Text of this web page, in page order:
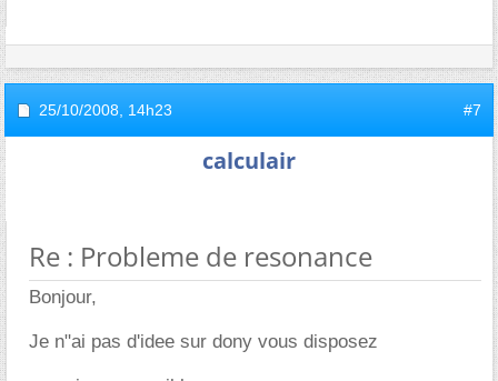
25/10/2008, 14h23 #7
calculair
Re : Probleme de resonance
Bonjour,
Je n"ai pas d'idee sur dony vous disposez